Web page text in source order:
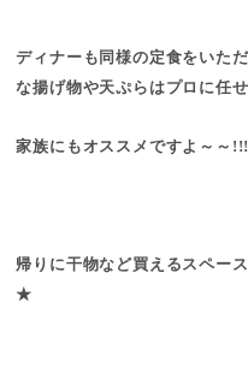
ディナーも同様の定食をいた
な揚げ物や天ぷらはプロに任
家族にもオススメですよ～～
帰りに干物など買えるスペー
★